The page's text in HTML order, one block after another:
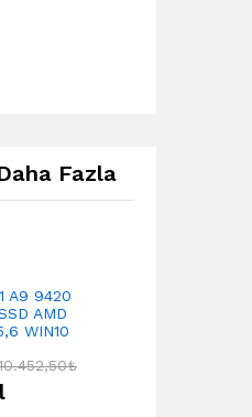
Fazla
A9 9420
AMD
WIN10
₺